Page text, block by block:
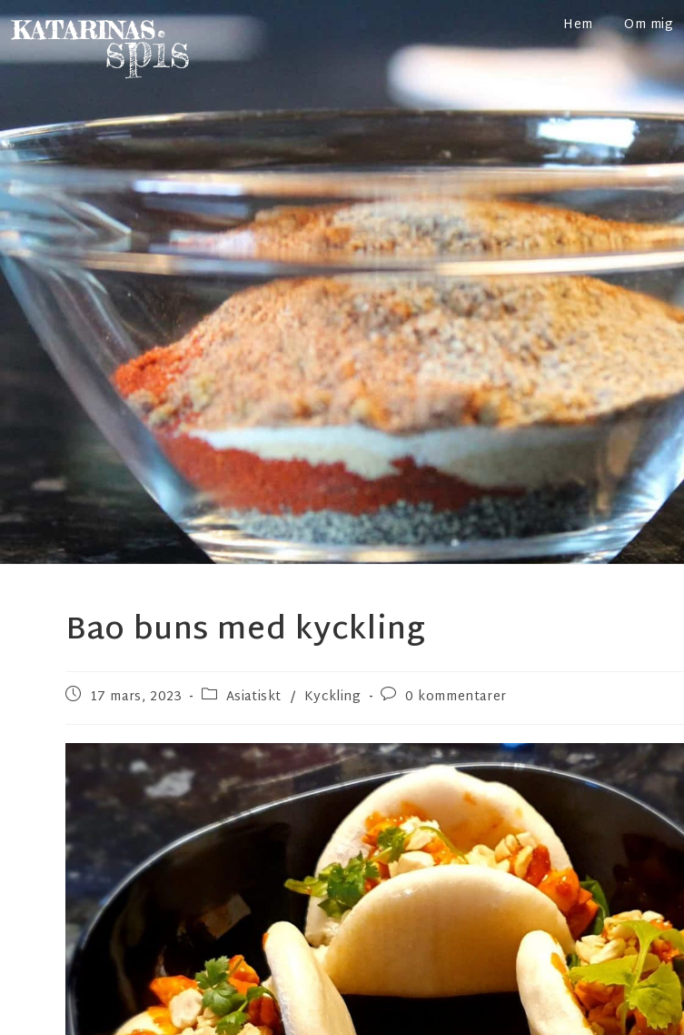
Hem Om mig
Bao buns med kyckling
17 mars, 2023 Asiatiskt / Kyckling 0 kommentarer